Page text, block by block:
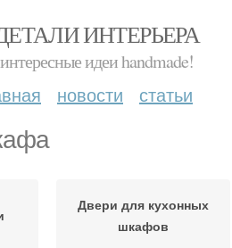
ИНТЕРЬЕРА
интересные идеи handmade!
новости статьи
Двери для кухонных
шкафов